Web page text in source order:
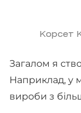
Корсет
Загалом я
Наприклад, у
вироби з